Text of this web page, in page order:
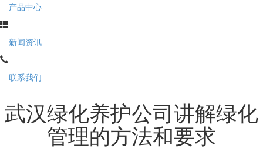
产品中心
新闻资讯
联系我们
武汉绿化养护公司讲解绿化
管理的方法和要求